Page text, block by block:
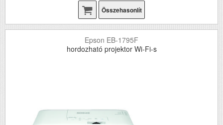
Összehasonlít
Epson EB-1795F
hordozható projektor Wi-Fi-s